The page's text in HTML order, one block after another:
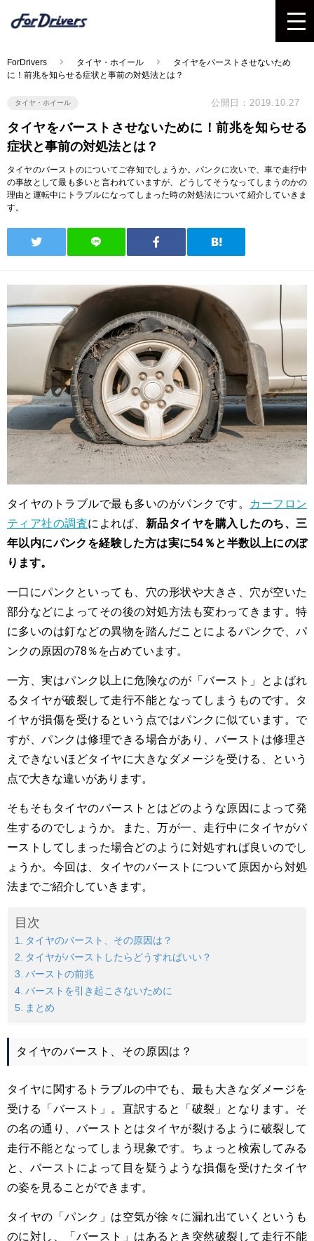
ForDrivers タイヤ・ホイール
タイヤをバーストさせないため
に！前兆を知らせる症状と事前の対処法とは？
タイヤ・ホイール 公開日：2019.10.27
タイヤをバーストさせないために！前兆を知らせる
症状と事前の対処法とは？
タイヤのバーストのについてご存知でしょうか。パンクに次いで、車で走行中
の事故として最も多いと言われていますが、どうしてそうなってしまうのかの
理由と運転中にトラブルになってしまった時の対処法について紹介していきま
す。
タイヤのトラブルで最も多いのがパンクです。
カーフロン
ティア社の調査によれば、 新品タイヤを購入したのち、三
年以内にパンクを経験した方は実に54％と半数以上にのぼ
ります。
一口にパンクといっても、穴の形状や大きさ、穴が空いた
部分などによってその後の対処方法も変わってきます。特
に多いのは釘などの異物を踏んだことによるパンクで、パ
ンクの原因の78％を占めています。
一方、実はパンク以上に危険なのが「バースト」とよばれ
るタイヤが破裂して走行不能となってしまうものです。タ
イヤが損傷を受けるという点ではパンクに似ています。で
すが、パンクは修理できる場合があり、バーストは修理さ
えできないほどタイヤに大きなダメージを受ける、という
点で大きな違いがあります。
そもそもタイヤのバーストとはどのような原因によって発
生するのでしょうか。また、万が一、走行中にタイヤがバ
ーストしてしまった場合どのように対処すれば良いのでし
ょうか。今回は、タイヤのバーストについて原因から対処
法までご紹介していきます。
目次
タイヤのバースト、その原因は？
タイヤがバーストしたらどうすればいい？
バーストの前兆
バーストを引き起こさないために
まとめ
タイヤのバースト、その原因は？
タイヤに関するトラブルの中でも、最も大きなダメージを
受ける「バースト」。直訳すると「破裂」となります。そ
の名の通り、バーストとはタイヤが裂けるように破裂して
走行不能となってしまう現象です。ちょっと検索してみる
と、バーストによって目を疑うような損傷を受けたタイヤ
の姿を見ることができます。
タイヤの「パンク」は空気が徐々に漏れ出ていくというも
のに対し、「バースト」はあるとき突然破裂して走行不能